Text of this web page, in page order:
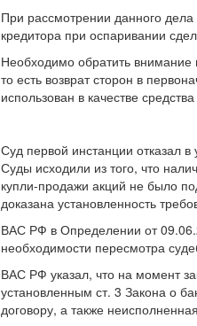
При рассмотрении данного
кредитора при оспаривании
Необходимо обратить внимание
то есть возврат сторон в
использован в качестве
Суд первой инстанции отказал
Суды исходили из того, что
купли-продажи акций не было
доказана установленность
ВАС РФ в Определении от
необходимости пересмотра
ВАС РФ указал, что на момент
установленным ст. 3 Закона о
договору, а также